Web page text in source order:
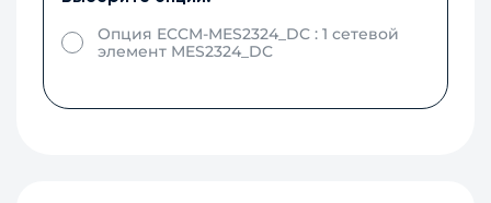
Опция ECCM-MES2324_DC : 1 сетевой
элемент MES2324_DC